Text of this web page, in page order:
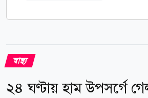
স্বাস্থ্য
২৪ ঘণ্টায় হাম উপসর্গে